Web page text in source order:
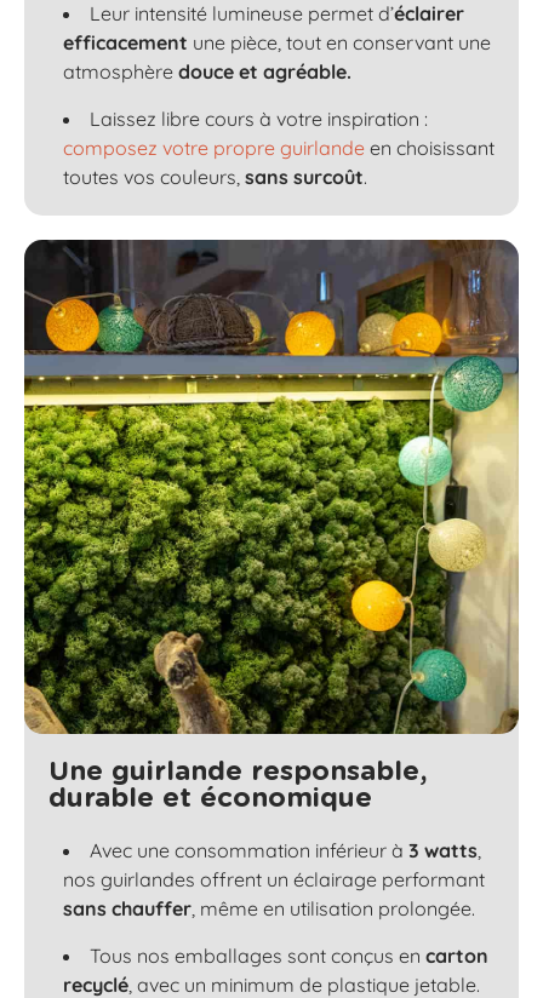
Leur intensité lumineuse permet d’éclairer
efficacement une pièce, tout en conservant une
atmosphère douce et agréable.
Laissez libre cours à votre inspiration :
composez votre propre guirlande en choisissant
toutes vos couleurs, sans surcoût.
Une guirlande responsable,
durable et économique
Avec une consommation inférieur à 3 watts,
nos guirlandes offrent un éclairage performant
sans chauffer, même en utilisation prolongée.
Tous nos emballages sont conçus en carton
recyclé, avec un minimum de plastique jetable.